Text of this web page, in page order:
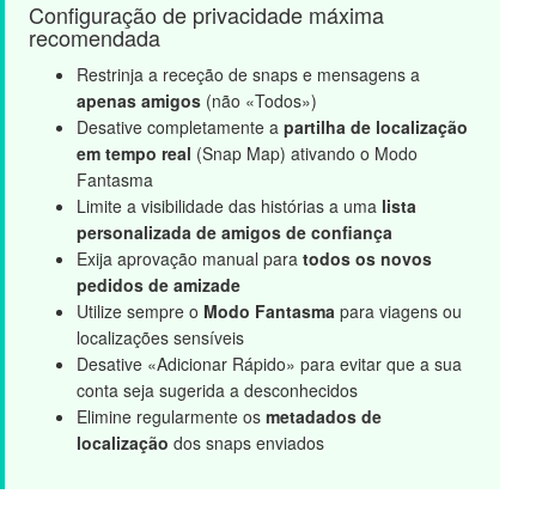
Configuração de privacidade máxima
recomendada
Restrinja a receção de snaps e mensagens a
apenas amigos (não «Todos»)
Desative completamente a partilha de localização
em tempo real (Snap Map) ativando o Modo
Fantasma
Limite a visibilidade das histórias a uma lista
personalizada de amigos de confiança
Exija aprovação manual para todos os novos
pedidos de amizade
Utilize sempre o Modo Fantasma para viagens ou
localizações sensíveis
Desative «Adicionar Rápido» para evitar que a sua
conta seja sugerida a desconhecidos
Elimine regularmente os metadados de
localização dos snaps enviados